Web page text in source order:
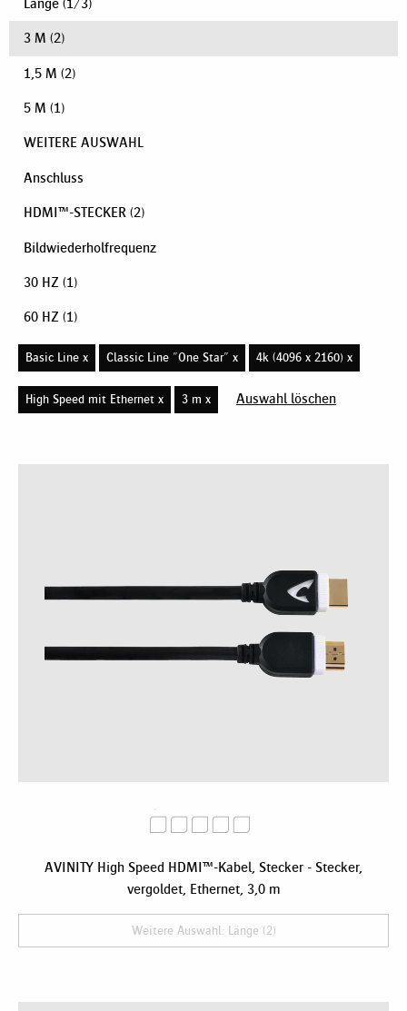
Länge (1 /3)
3 M (2)
1,5 M (2)
5 M (1)
WEITERE AUSWAHL
Anschluss
HDMI™-STECKER (2)
Bildwiederholfrequenz
30 HZ (1)
60 HZ (1)
Basic Line x Classic Line "One Star" x 4k (4096 x 2160) x
High Speed mit Ethernet x 3 m x Auswahl löschen
AVINITY High Speed HDMI™-Kabel, Stecker - Stecker,
vergoldet, Ethernet, 3,0 m
Weitere Auswahl: Länge (2)